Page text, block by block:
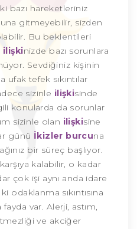
bazı hareketleriniz
gitmeyebilir, sizden
Bu beklentileri
ilişkinizde bazı sorunlara
Sevdiğiniz kişinin
ufak tefek sıkıntılar
sizinle ilişkisinde
konularda da sorunlar
sizinle olan ilişkisine
günü İkizler burcuna
bir süreç başlıyor.
kalabilir, o kadar
çok işi aynı anda idare
odaklanma sıkıntısına
var. Alerji, astım,
ve akciğer